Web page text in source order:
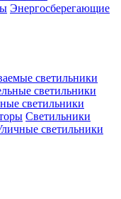
Энергосберегающие
светильники
светильники
светильники
Светильники
светильники